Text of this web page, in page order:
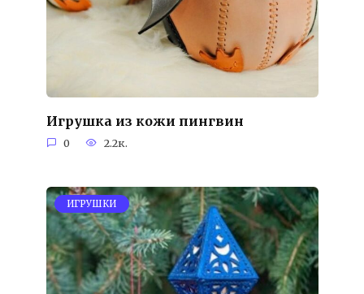
Игрушка из кожи пингвин
0 2.2к.
ИГРУШКИ